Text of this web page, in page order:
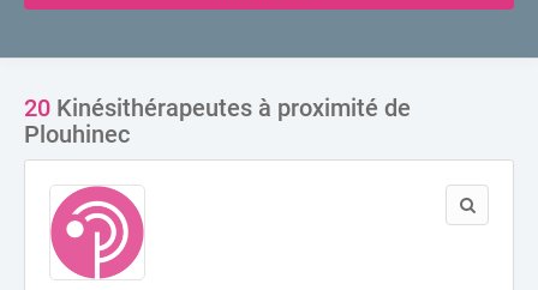
20 Kinésithérapeutes à proximité de
Plouhinec